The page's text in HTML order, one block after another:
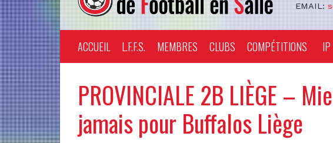
EMAIL:
ACCUEIL L.F.F.S. MEMBRES CLUBS COMPÉTITIONS IP
PROVINCIALE 2B LIÈGE –
jamais pour Buffalos Liège